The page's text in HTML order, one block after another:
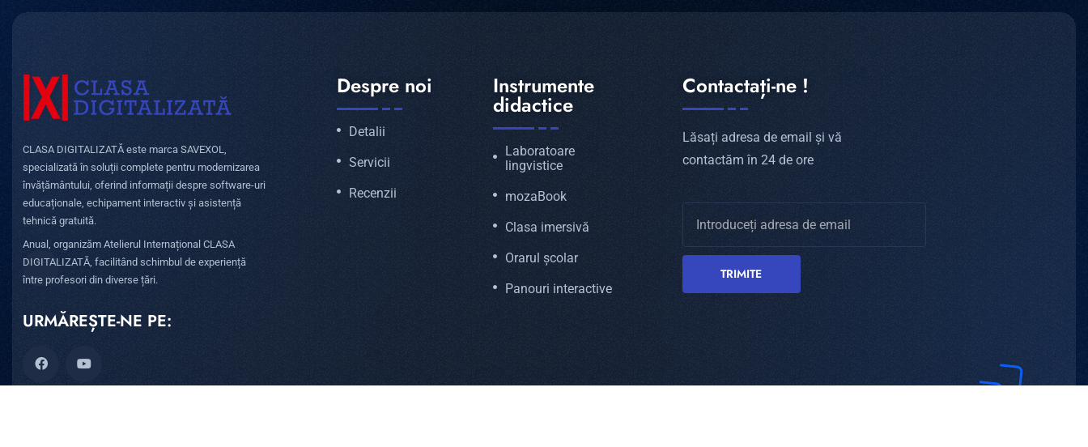
CLASA DIGITALIZATĂ este marca SAVEXOL,
specializată în soluții complete pentru modernizarea
învățământului, oferind informații despre software-uri
educaționale, echipament interactiv și asistență
tehnică gratuită.
Anual, organizăm Atelierul Internațional CLASA
DIGITALIZATĂ, facilitând schimbul de experiență
între profesori din diverse țări.
URMĂREȘTE-NE PE:
Despre noi
Detalii
Servicii
Recenzii
Instrumente
didactice
Laboratoare
lingvistice
mozaBook
Clasa imersivă
Orarul școlar
Panouri interactive
Contactați-ne !
Lăsați adresa de email și vă
contactăm în 24 de ore
TRIMITE